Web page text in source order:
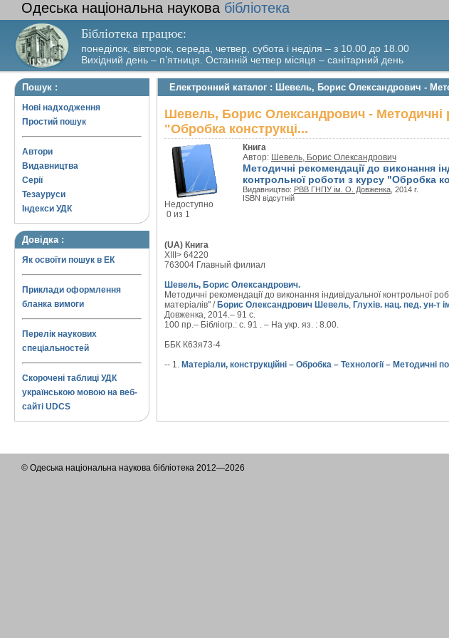
Одеська національна наукова бібліотека
Бібліотека працює:
понеділок, вівторок, середа, четвер, субота і неділя – з 10.00 до 18.00
Вихідний день – п’ятниця. Останній четвер місяця – санітарний день
Пошук :
Нові надходження
Простий пошук
Автори
Видавництва
Серії
Тезауруси
Індекси УДК
Довідка :
Як освоїти пошук в ЕК
Приклади оформлення
бланка вимоги
Перелік наукових
спеціальностей
Скорочені таблиці УДК
українською мовою на веб-
сайті UDCS
Електронний каталог : Шевель, Борис Олександрович -
Шевель, Борис Олександрович - Методичні
"Обробка конструкці...
Недоступно
0 из 1
Книга
Автор: Шевель, Борис Олександрович
Методичні рекомендації до виконання
контрольної роботи з курсу "Обробка
Видавництво: РВВ ГНПУ ім. О. Довженка , 2014 г.
ISBN відсутній
(UA) Книга
XIII> 64220
763004 Главный филиал
Шевель, Борис Олександрович.
Методичні рекомендації до виконання індивідуальної контрольної
матеріалів" / Борис Олександрович Шевель, Глухів. нац. пед. ун-т
Довженка, 2014.– 91 с.
100 пр.– Бібліогр.: с. 91 . – На укр. яз. : 8.00.
ББК К63я73-4
-- 1. Матеріали, конструкційні – Обробка – Технології – Методичні
© Одеська національна наукова бібліотека 2012—2026